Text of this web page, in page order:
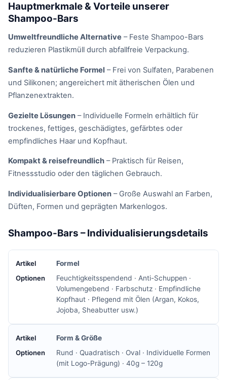
Hauptmerkmale & Vorteile unserer
Shampoo-Bars
Umweltfreundliche Alternative – Feste Shampoo-Bars
reduzieren Plastikmüll durch abfallfreie Verpackung.
Sanfte & natürliche Formel – Frei von Sulfaten, Parabenen
und Silikonen; angereichert mit ätherischen Ölen und
Pflanzenextrakten.
Gezielte Lösungen – Individuelle Formeln erhältlich für
trockenes, fettiges, geschädigtes, gefärbtes oder
empfindliches Haar und Kopfhaut.
Kompakt & reisefreundlich – Praktisch für Reisen,
Fitnessstudio oder den täglichen Gebrauch.
Individualisierbare Optionen – Große Auswahl an Farben,
Düften, Formen und geprägten Markenlogos.
Shampoo-Bars – Individualisierungsdetails
Formel
Feuchtigkeitsspendend · Anti-Schuppen ·
Volumengebend · Farbschutz · Empfindliche
Kopfhaut · Pflegend mit Ölen (Argan, Kokos,
Jojoba, Sheabutter usw.)
Form & Größe
Rund · Quadratisch · Oval · Individuelle Formen
(mit Logo-Prägung) · 40g – 120g